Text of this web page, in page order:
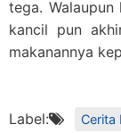
tega.
kancil pun
makanannya
Label: Cerita